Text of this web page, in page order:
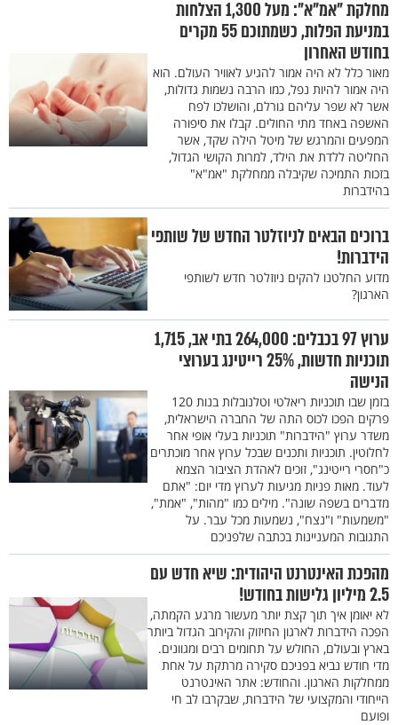
מחלקת "אמ"א": מעל 1,300 הצלחות
במניעת הפלות, כשמתוכם 55 מקרים
בחודש האחרון
מאור כלל לא היה אמור להגיע לאוויר העולם. הוא
היה אמור להיות נפל, כמו הרבה נשמות גדולות,
אשר לא שפר עליהם גורלם, והושלכו לפח
האשפה באחד מתי החולים. קבלו את סיפורה
המפעים והמרגש של מיטל הילה שקד, אשר
החליטה ללדת את הילד, למרות הקושי הגדול,
בזכות התמיכה שקיבלה ממחלקת "אמ"א"
בהידברות
ברוכים הבאים לניוזלטר החדש של שותפי
הידברות!
מדוע החלטנו להקים ניוזלטר חדש לשותפי
הארגון?
ערוץ 97 בכבלים: 264,000 בתי אב, 1,715
תוכניות חדשות, 25% רייטינג בערוצי
הנישה
בזמן שבו תוכניות ריאלטי וטלנובלות בנות 120
פרקים הפכו לכוס התה של החברה הישראלית,
משדר ערוץ "הידברות" תוכניות בעלי אופי אחר
לחלוטין. תוכניות ותכנים שבכל ערוץ אחר מוכתרים
כ"חסרי רייטינג", זוכים לאהדת הציבור הצמא
לעוד. מאות פניות מגיעות לערוץ מדי יום: "אתם
מדברים בשפה שונה". מילים כמו "מהות", "אמת",
"משמעות" ו"נצח", נשמעות מכל עבר. על
התגובות המעניינות בכתבה שלפניכם
מהפכת האינטרנט היהודית: שיא חדש עם
2.5 מיליון גלישות בחודש!
לא יאומן איך תוך קצת יותר מעשור מרגע הקמתה,
הפכה הידברות לארגון החיזוק והקירוב הגדול ביותר
בארץ ובעולם, החולש על תחומים רבים ומגוונים.
מדי חודש נביא בפניכם סקירה מרתקת על אחת
ממחלקות הארגון. והחודש: אתר האינטרנט
הייחודי והמקצועי של הידברות, שבקרבו לב חי
ופועם